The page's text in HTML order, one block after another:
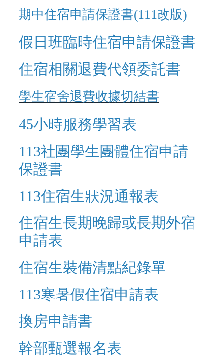
期中住宿申請保證書(111改版)
假日班臨時住宿申請保證書
住宿相關退費代領委託書
學生宿舍退費收據切結書
45小時服務學習表
113社團學生團體住宿申請
保證書
113住宿生狀況通報表
住宿生長期晚歸或長期外宿
申請表
住宿生裝備清點紀錄單
113寒暑假住宿申請表
換房申請書
幹部甄選報名表